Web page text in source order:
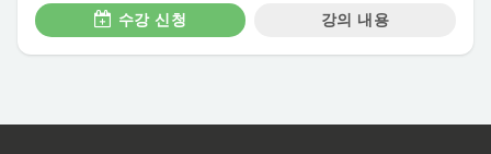
수강 신청 강의 내용